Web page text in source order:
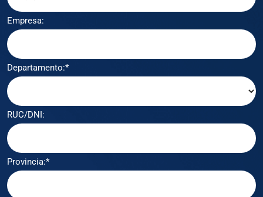
Empresa:
Departamento:*
RUC/DNI:
Provincia:*